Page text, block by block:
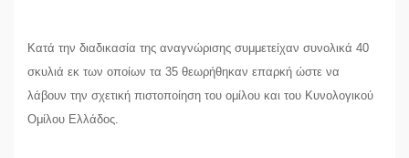
Κατά την διαδικασία της αναγνώρισης συμμετείχαν συνολικά 40
σκυλιά εκ των οποίων τα 35 θεωρήθηκαν επαρκή ώστε να
λάβουν την σχετική πιστοποίηση του ομίλου και του Κυνολογικού
Ομίλου Ελλάδος.